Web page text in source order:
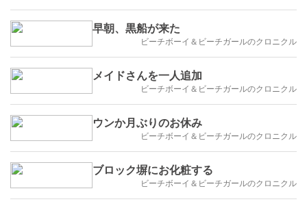
早朝、黒船が来た
ビーチボーイ＆ビーチガールのクロニクル
メイドさんを一人追加
ビーチボーイ＆ビーチガールのクロニクル
ウンか月ぶりのお休み
ビーチボーイ＆ビーチガールのクロニクル
ブロック塀にお化粧する
ビーチボーイ＆ビーチガールのクロニクル